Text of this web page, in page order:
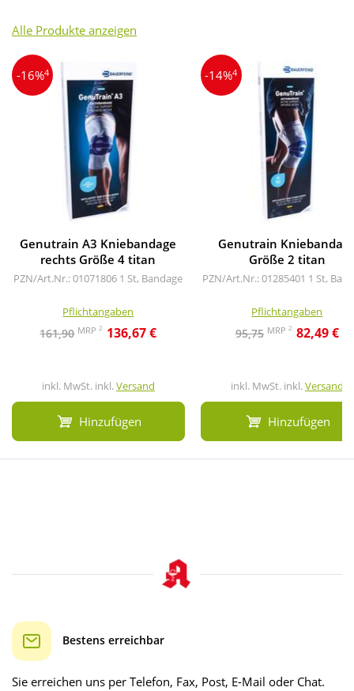
Alle Produkte anzeigen
-16%4
Genutrain A3 Kniebandage
rechts Größe 4 titan
PZN/Art.Nr.: 01071806 1 St, Bandage
Pflichtangaben
161,90 MRP2 136,67 €
inkl. MwSt. inkl.Versand
Hinzufügen
-14%4
Genutrain
Größe 2 titan
PZN/Art.Nr.: 01285401 1 St,
Pflichtangaben
95,75 MRP 2 82,49 €
inkl. MwSt. inkl.Versand
Hinzufügen
Bestens erreichbar
Sie erreichen uns per Telefon, Fax, Post, E-Mail oder Chat.